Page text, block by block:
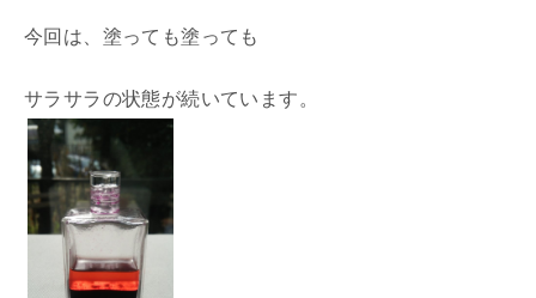
今回は、塗っても塗っても
サラサラの状態が続いています。